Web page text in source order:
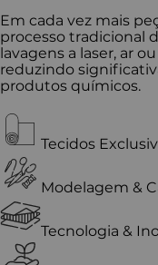
Em cada vez mais
processo tradicional
lavagens a laser, ar
reduzindo
produtos químicos.
Tecidos
Modelagem &
Tecnologia &